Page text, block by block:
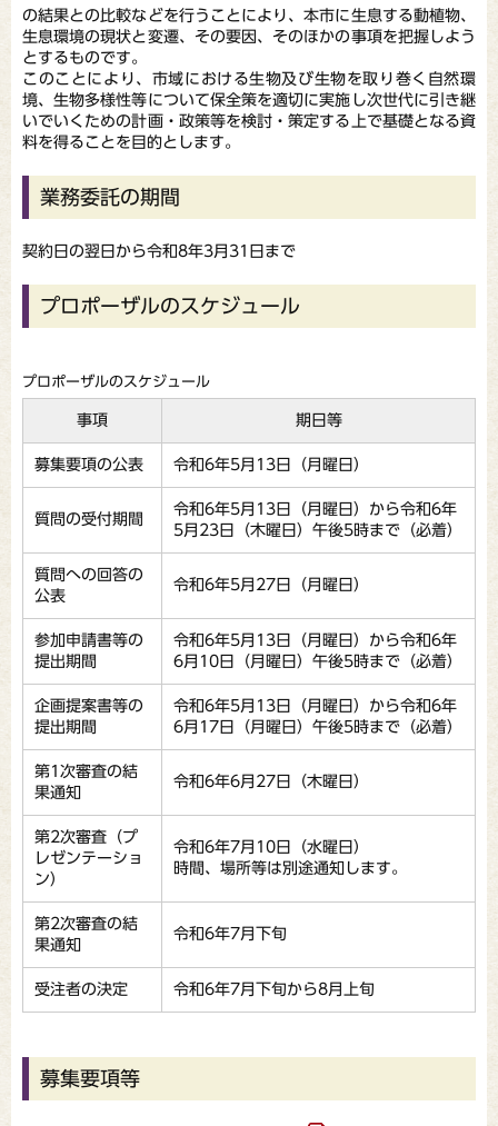
の結果との比較などを行うことにより、本市に生息する動植物、
生息環境の現状と変遷、その要因、そのほかの事項を把握しよう
とするものです。
このことにより、市域における生物及び生物を取り巻く自然環
境、生物多様性等について保全策を適切に実施し次世代に引き継
いでいくための計画・政策等を検討・策定する上で基礎となる資
料を得ることを目的とします。
業務委託の期間
契約日の翌日から令和8年3月31日まで
プロポーザルのスケジュール
プロポーザルのスケジュール
事項 期日等
募集要項の公表 令和6年5月13日（月曜日）
質問の受付期間
令和6年5月13日（月曜日）から令和6年
5月23日（木曜日）午後5時まで（必着）
質問への回答の
公表
令和6年5月27日（月曜日）
参加申請書等の
提出期間
令和6年5月13日（月曜日）から令和6年
6月10日（月曜日）午後5時まで（必着）
企画提案書等の
提出期間
令和6年5月13日（月曜日）から令和6年
6月17日（月曜日）午後5時まで（必着）
第1次審査の結
果通知
令和6年6月27日（木曜日）
第2次審査（プ
レゼンテーショ
ン）
令和6年7月10日（水曜日）
時間、場所等は別途通知します。
第2次審査の結
果通知
令和6年7月下旬
受注者の決定 令和6年7月下旬から8月上旬
募集要項等